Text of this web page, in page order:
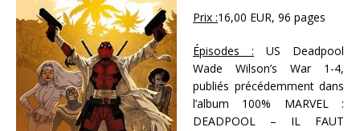
Prix :16,00 EUR, 96 pages
Épisodes : US Deadpool
Wade Wilson’s War 1-4,
publiés précédemment dans
l’album 100% MARVEL :
DEADPOOL – IL FAUT